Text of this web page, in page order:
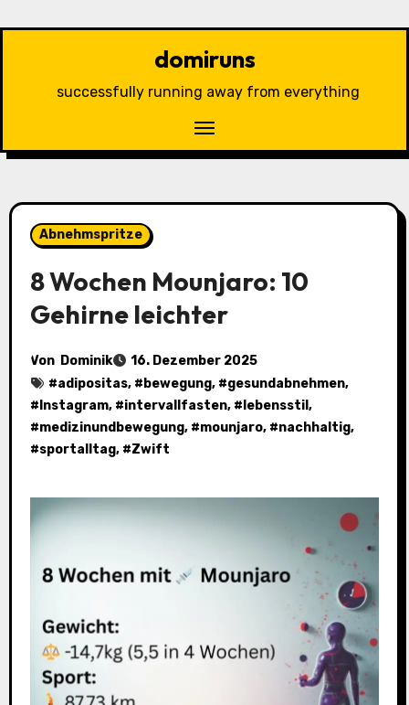
domiruns
successfully running away from everything
Abnehmspritze
8 Wochen Mounjaro: 10
Gehirne leichter
Von Dominik
16. Dezember 2025
#adipositas, # bewegung, #gesundabnehmen,
# Instagram, #intervallfasten, # lebensstil ,
#medizinundbewegung, #mounjaro, #nachhaltig,
#sportalltag, #Zwift